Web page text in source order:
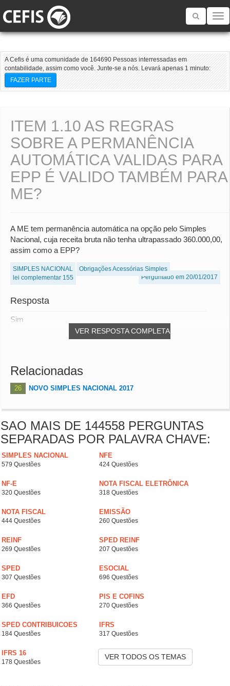
Toggle
A Cefis é uma comunidade de 164690 Pessoas interressadas em
contabilidade, assim como você. Junte-se a nós. Levará apenas 1 minuto:
FAZER PARTE
ITEM 1.10 AS REGRAS
SOBRE A PERMANÊNCIA
AUTOMÁTICA VALIDAS PARA
EPP É VALIDO TAMBÉM PARA
ME?
A ME tem permanência automática na opção pelo Simples
Nacional, cuja receita bruta não tenha ultrapassado 360.000,00,
assim como a EPP?
SIMPLES NACIONAL
Obrigações Acessórias Simples
lei complementar 155
Perguntado em 20/01/2017
Resposta
VER RESPOSTA COMPLETA
Sim
Relacionadas
26 NOVO SIMPLES NACIONAL 2017
SAO MAIS DE 144558 PERGUNTAS
SEPARADAS POR PALAVRA CHAVE:
SIMPLES NACIONAL
579 Questões
NFE
424 Questões
NF-E
320 Questões
NOTA FISCAL ELETRÔNICA
318 Questões
NOTA FISCAL
444 Questões
EMISSÃO
260 Questões
REINF
269 Questões
SPED REINF
207 Questões
SPED
307 Questões
ESOCIAL
696 Questões
EFD
366 Questões
PIS E COFINS
270 Questões
SPED CONTRIBUICOES
184 Questões
IFRS
317 Questões
IFRS 16
178 Questões
VER TODOS OS TEMAS